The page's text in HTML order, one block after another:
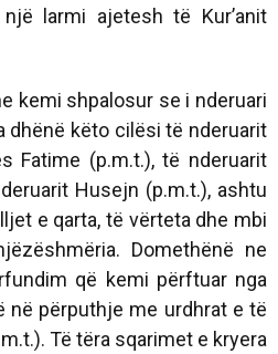
larmi ajetesh të Kur’anit
kemi shpalosur se i nderuari
dhënë këto cilësi të nderuarit
Fatime (p.m.t.), të nderuarit
Husejn (p.m.t.), ashtu
e qarta, të vërteta dhe mbi
Domethënë ne
që kemi përftuar nga
në përputhje me urdhrat e të
Të tëra sqarimet e kryera